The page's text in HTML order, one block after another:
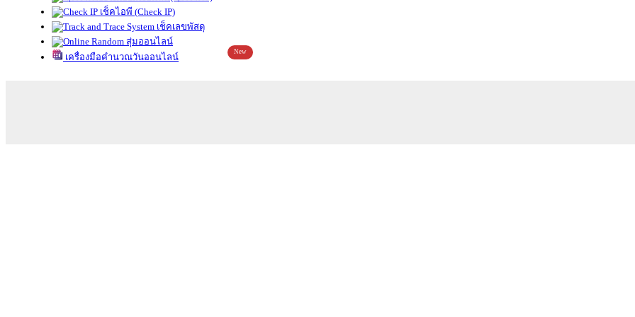
เช็คไอพี (Check IP)
เช็คเลขพัสดุ
สุ่มออนไลน์
เครื่องมือคำนวณวันออนไลน์
New